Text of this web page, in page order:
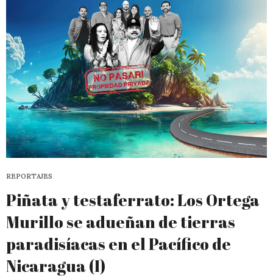
REPORTAJES
Piñata y testaferrato: Los Ortega
Murillo se adueñan de tierras
paradisíacas en el Pacífico de
Nicaragua (I)